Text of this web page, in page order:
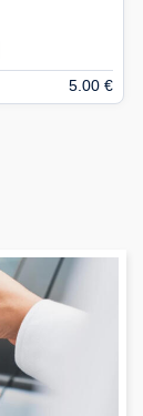
5.00 €